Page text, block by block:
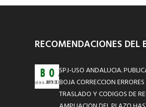
RECOMENDACIONES DEL
SPJ-USO ANDALUCIA.
BOJA CORRECCION
TRASLADO Y CODIGOS DE